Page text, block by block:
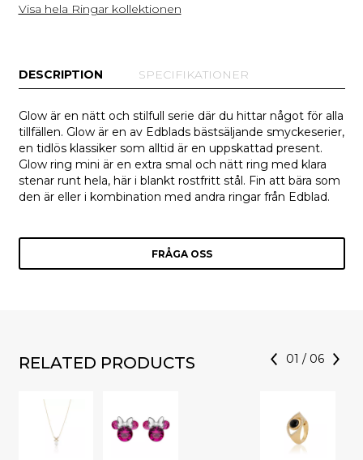
Visa hela Ringar kollektionen
DESCRIPTION SPECIFIKATIONER
Glow är en nätt och stilfull serie där du hittar något för alla
tillfällen. Glow är en av Edblads bästsäljande smyckeserier,
en tidlös klassiker som alltid är en uppskattad present.
Glow ring mini är en extra smal och nätt ring med klara
stenar runt hela, här i blankt rostfritt stål. Fin att bära som
den är eller i kombination med andra ringar från Edblad.
FRÅGA OSS
RELATED PRODUCTS 01 / 06